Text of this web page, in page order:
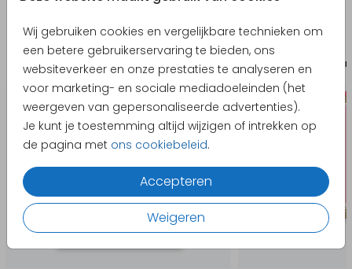
Wij gebruiken cookies en vergelijkbare technieken om
een betere gebruikerservaring te bieden, ons
websiteverkeer en onze prestaties te analyseren en
voor marketing- en sociale mediadoeleinden (het
weergeven van gepersonaliseerde advertenties).
Je kunt je toestemming altijd wijzigen of intrekken op
de pagina met ons cookiebeleid.
Accepteren
Weigeren
Producten die hierop lijken
Uitnodiging